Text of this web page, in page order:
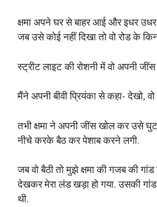
क्षमा अपने घर से बाहर आई और इधर
जब उसे कोई नहीं दिखा तो वो रोड के
स्ट्रीट लाइट की रोशनी में वो अपनी
मैंने अपनी बीवी प्रियंका से कहा- देखो, वो
तभी क्षमा ने अपनी जींस खोल कर उसे
नीचे करके बैठ कर पेशाब करने लगी.
जब वो बैठी तो मुझे क्षमा की गजब की
देखकर मेरा लंड खड़ा हो गया. उसकी
थी.